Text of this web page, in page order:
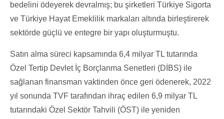
bedelini ödeyerek devralmış; bu şirketleri Türkiye Sigorta
ve Türkiye Hayat Emeklilik markaları altında birleştirerek
sektörde güçlü ve entegre bir yapı oluşturmuştu.
Satın alma süreci kapsamında 6,4 milyar TL tutarında
Özel Tertip Devlet İç Borçlanma Senetleri (DİBS) ile
sağlanan finansman vaktinden önce geri ödenerek, 2022
yıl sonunda TVF tarafından ihraç edilen 6,9 milyar TL
tutarındaki Özel Sektör Tahvili (ÖST) ile yeniden